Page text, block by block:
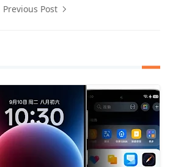
Previous Post